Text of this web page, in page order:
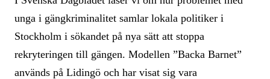
unga i gängkriminalitet samlar lokala politiker i
Stockholm i sökandet på nya sätt att stoppa
rekryteringen till gängen. Modellen ”Backa Barnet”
används på Lidingö och har visat sig vara